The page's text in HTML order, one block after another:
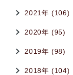
2021年 (106)
2020年 (95)
2019年 (98)
2018年 (104)